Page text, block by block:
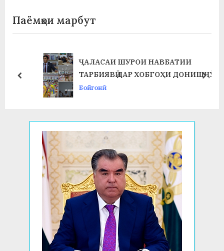
Паёмҳои марбут
ҶАЛАСАИ ШУРОИ НАВБАТИИ
ТАРБИЯВӢ ДАР ХОБГОҲИ ДОНИШҶӮЁН
ДОИР ГАРДИД
Бойгонӣ
prev next